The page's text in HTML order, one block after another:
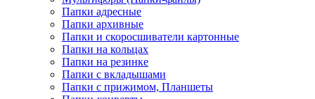
Папки адресные
Папки архивные
Папки и скоросшиватели картонные
Папки на кольцах
Папки на резинке
Папки с вкладышами
Папки с прижимом, Планшеты